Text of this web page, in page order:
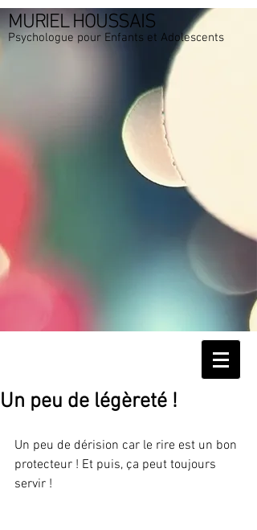
MURIEL HOUSSAIS
Psychologue pour Enfants et Adolescents
Un peu de légèreté !
Un peu de dérision car le rire est un bon
protecteur ! Et puis, ça peut toujours
servir !